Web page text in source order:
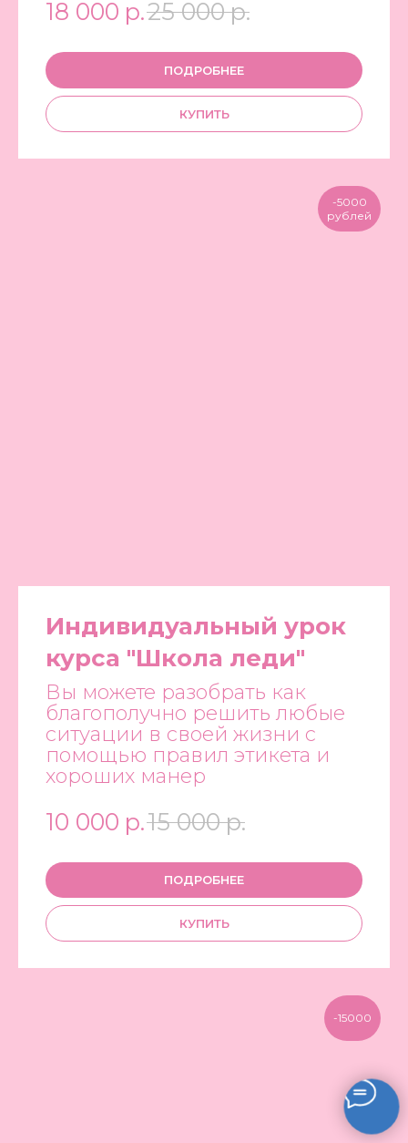
18 000 р.25 000р.
ПОДРОБНЕЕ
КУПИТЬ
-5000
рублей
Индивидуальный урок
курса "Школа леди"
Вы можете разобрать как
благополучно решить любые
ситуации в своей жизни с
помощью правил этикета и
хороших манер
10 000 р.15 000р.
ПОДРОБНЕЕ
КУПИТЬ
-15000